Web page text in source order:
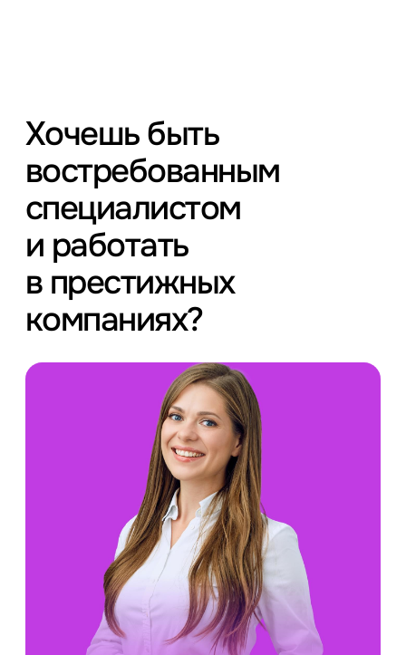
Хочешь быть
востребованным
специалистом
и работать
в престижных
компаниях?